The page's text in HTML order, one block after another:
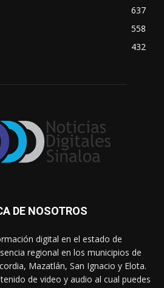
637
558
432
DE NOSOTROS
digital en el estado de
regional en los municipios de
Mazatlán, San Ignacio y Elota.
de video y audio al cual puedes